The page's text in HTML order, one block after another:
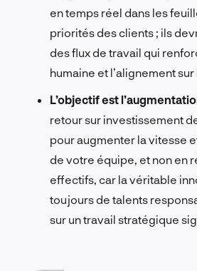
en temps réel dans les
priorités des clients ; ils
des flux de travail qui
humaine et l’alignement
L’objectif est
retour sur investissement
pour augmenter la vitesse
de votre équipe, et non en
effectifs, car la véritable
toujours de talents
sur un travail stratégique